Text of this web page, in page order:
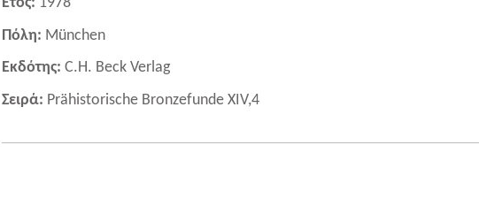
Έτος: 1978
Πόλη: München
Εκδότης: C.H. Beck Verlag
Σειρά: Prähistorische Bronzefunde XIV,4